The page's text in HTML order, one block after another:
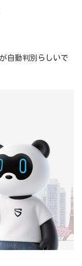
自動判別らしいで